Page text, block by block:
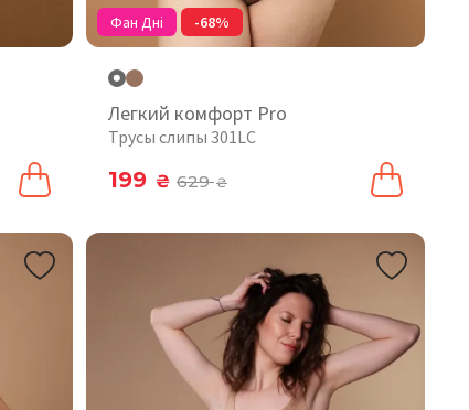
Фан Дні -68%
Легкий комфорт Pro
Трусы слипы 301LC
199 ₴ 629₴